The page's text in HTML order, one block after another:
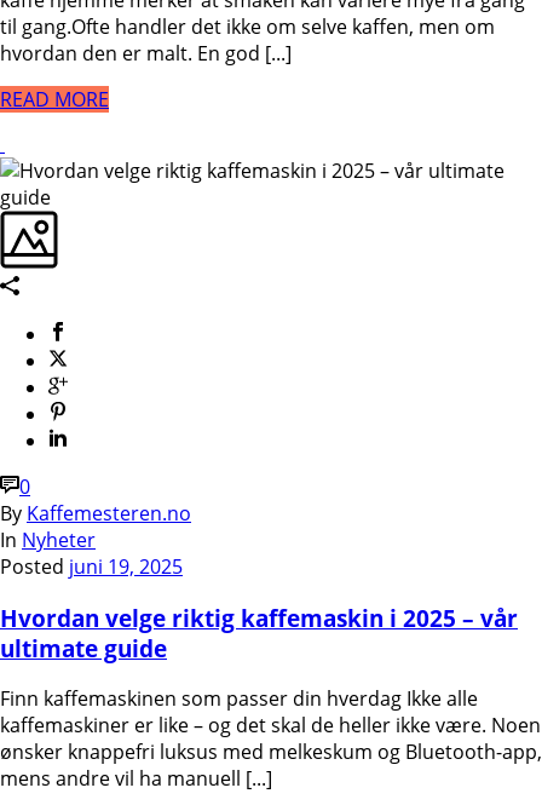
til gang.Ofte handler det ikke om selve kaffen, men om
hvordan den er malt. En god [...]
READ MORE
0
By Kaffemesteren.no
In Nyheter
Posted juni 19, 2025
Hvordan velge riktig kaffemaskin i 2025 – vår
ultimate guide
Finn kaffemaskinen som passer din hverdag Ikke alle
kaffemaskiner er like – og det skal de heller ikke være. Noen
ønsker knappefri luksus med melkeskum og Bluetooth-app,
mens andre vil ha manuell [...]